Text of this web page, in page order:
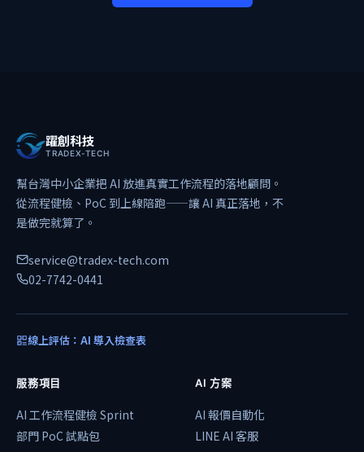
躍創科技
TRADEX-TECH
幫台灣中小企業把 AI 放進真實工作流程的落地顧問。
從流程健檢、PoC 到上線陪跑——讓 AI 真正落地，不
是做完就算了。
service@tradex-tech.com
02-7742-0441
線上評估：AI 導入檢查表
服務項目
AI 工作流程健檢 Sprint
部門 PoC 試點包
AI 方案
AI 報價自動化
LINE AI 客服